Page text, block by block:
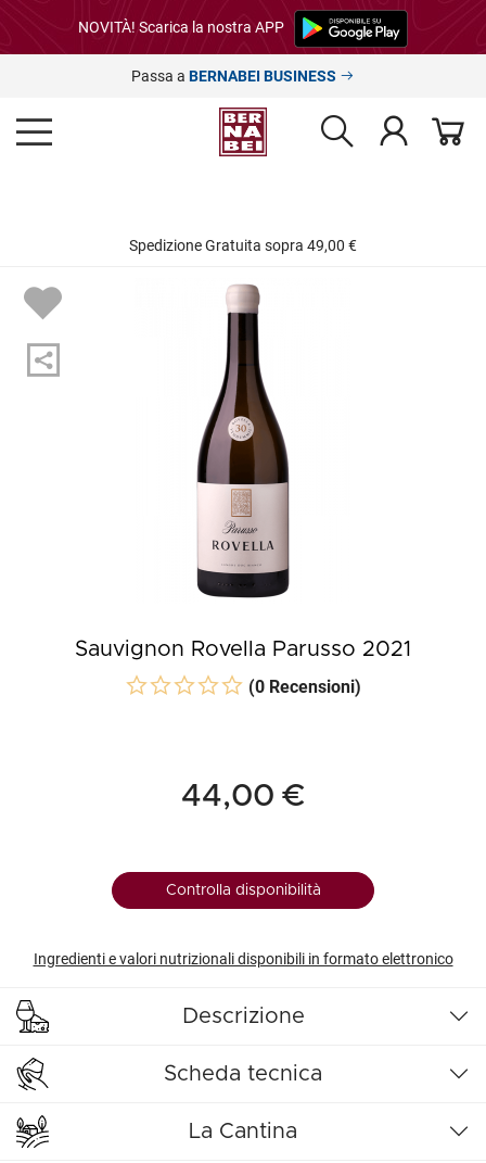
NOVITÀ! Scarica la nostra APP
Passa a BERNABEI BUSINESS
Spedizione Gratuita sopra 49,00 €
Sauvignon Rovella Parusso 2021
(0 Recensioni)
44,00 €
Controlla disponibilità
Ingredienti e valori nutrizionali disponibili in formato elettronico
Descrizione
Scheda tecnica
La Cantina